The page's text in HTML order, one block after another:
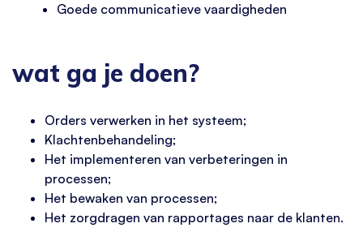
Goede communicatieve vaardigheden
wat ga je doen?
Orders verwerken in het systeem;
Klachtenbehandeling;
Het implementeren van verbeteringen in
processen;
Het bewaken van processen;
Het zorgdragen van rapportages naar de klanten.